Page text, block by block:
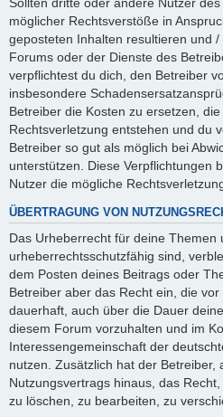
möglicher Rechtsverstöße in
geposteten Inhalten resultieren und
Forums oder der Dienste des
verpflichtest du dich, den Betreiber
insbesondere
Betreiber die Kosten zu ersetzen,
Rechtsverletzung entstehen und du
Betreiber so gut als möglich bei
unterstützen. Diese Verpflichtungen
Nutzer die mögliche
ÜBERTRAGUNG VON
Das Urheberrecht für deine Themen
urheberrechtsschutzfähig sind,
dem Posten deines Beitrags oder
Betreiber aber das Recht ein, die
dauerhaft, auch über die Dauer
diesem Forum vorzuhalten und im
Interessengemeinschaft der
nutzen. Zusätzlich hat der Betreiber,
Nutzungsvertrags hinaus, das
zu löschen, zu bearbeiten, zu